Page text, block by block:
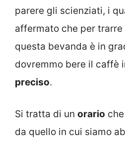
parere gli scienziati, i
affermato che per
questa bevanda è in
dovremmo bere il caffè
preciso.
Si tratta di un orario
da quello in cui siamo